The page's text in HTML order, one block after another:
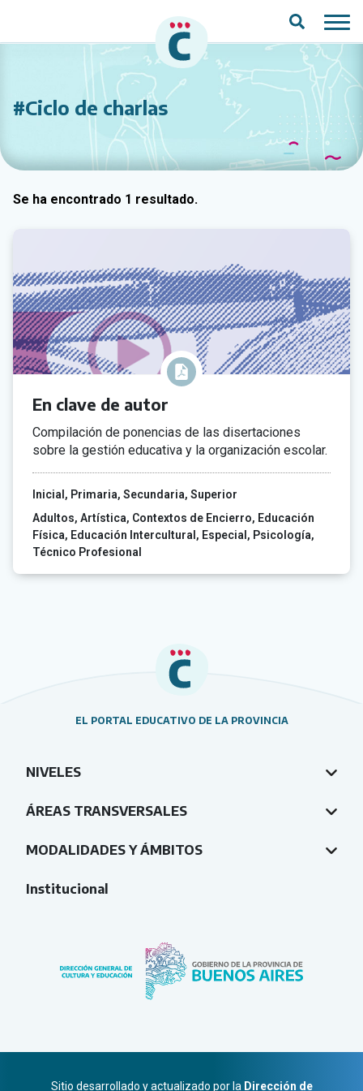
#Ciclo de charlas
Se ha encontrado 1 resultado.
En clave de autor
Compilación de ponencias de las disertaciones
sobre la gestión educativa y la organización escolar.
Inicial Primaria Secundaria Superior
Adultos Artística Contextos de Encierro
Educación
Física
Educación Intercultural Especial
Psicología
Técnico Profesional
EL PORTAL EDUCATIVO DE LA PROVINCIA
NIVELES
ÁREAS TRANSVERSALES
MODALIDADES Y ÁMBITOS
Institucional
Sitio desarrollado y actualizado por la Dirección de